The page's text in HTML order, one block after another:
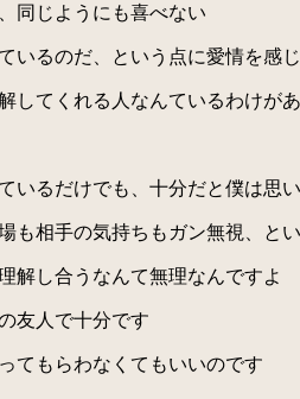
同じようにも喜べない
いるのだ、という点に愛情を感
してくれる人なんているわけが
いるだけでも、十分だと僕は思
も相手の気持ちもガン無視、と
解し合うなんて無理なんですよ
友人で十分です
てもらわなくてもいいのです